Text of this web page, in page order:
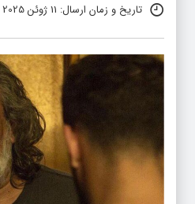
تاریخ و زمان ارسال: 11 ژوئن 2025 ساعت 22:54